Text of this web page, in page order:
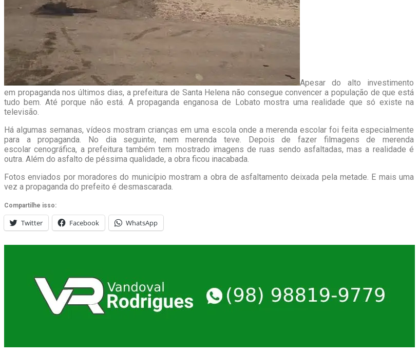
Apesar do alto investimento
em propaganda nos últimos dias, a prefeitura de Santa Helena não consegue convencer a população de que está
tudo bem. Até porque não está. A propaganda enganosa de Lobato mostra uma realidade que só existe na
televisão.
Há algumas semanas, vídeos mostram crianças em uma escola onde a merenda escolar foi feita especialmente
para a propaganda. No dia seguinte, nem merenda teve. Depois de fazer filmagens de merenda
escolar cenográfica, a prefeitura também tem mostrado imagens de ruas sendo asfaltadas, mas a realidade é
outra. Além do asfalto de péssima qualidade, a obra ficou inacabada.
Fotos enviados por moradores do município mostram a obra de asfaltamento deixada pela metade. E mais uma
vez a propaganda do prefeito é desmascarada.
Compartilhe isso:
Twitter Facebook WhatsApp